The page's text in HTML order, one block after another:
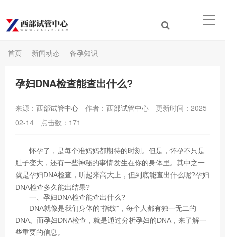
首页 新闻动态 备孕知识
孕妇DNA检查能查出什么?
来源： 西部试管中心 作者： 西部试管中心
更新时间：2025-
02-14
点击数： 171
怀孕了，是每个准妈妈都期待的时刻。但是，怀孕不只是
肚子变大，还有一些神秘的事情发生在你的身体里。其中之一
就是孕妇DNA检查，听起来高大上，但到底能查出什么呢?孕妇
DNA检查多久能出结果?
一、孕妇DNA检查能查出什么?
DNA就像是我们身体的“指纹”，每个人都有独一无二的
DNA。而孕妇DNA检查，就是通过分析孕妇的DNA，来了解一
些重要的信息。